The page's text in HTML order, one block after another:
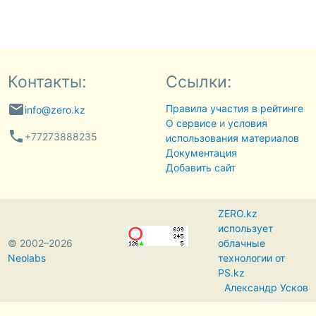
Контакты:
emailinfo@zero.kz
phone +77273888235
Ссылки:
Правила участия в рейтинге
О сервисеи условия
использования материалов
Документация
Добавить сайт
© 2002–2026
Neolabs
ZERO.kz
использует
облачные
технологии от
PS.kz
Александр Усков